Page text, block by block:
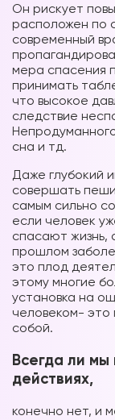
Он рискует
расположен по
современный
мера спасения
принимать
что высокое
следствие
сна и тд.
Даже глубокий
совершать
самым сильно
если человек
спасают жизнь,
прошлом
это плод
этому многие
установка на
человеком- это
собой.
Всегда ли
действиях,
конечно нет, и